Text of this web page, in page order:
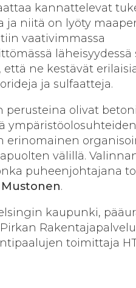
kannattelevat
ja niitä on lyöty
vaativimmassa
läheisyydessä
ne kestävät
ja sulfaatteja.
perusteina olivat
erinomainen
välillä.
puheenjohtajana
Mustonen.
kaupunki,
Rakentajapalvelu
toimittaja